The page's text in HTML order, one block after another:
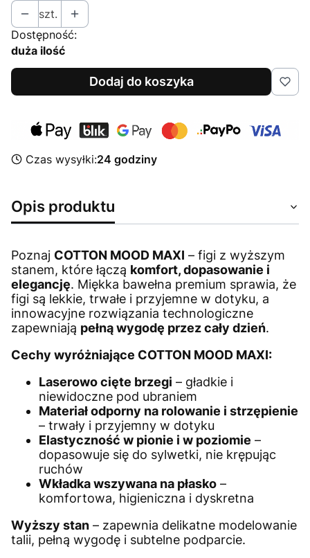
szt.
Dostępność:
duża ilość
Dodaj do koszyka
Czas wysyłki:24 godziny
Opis produktu
Poznaj COTTON MOOD MAXI – figi z wyższym
stanem, które łączą komfort, dopasowanie i
elegancję. Miękka bawełna premium sprawia, że
figi są lekkie, trwałe i przyjemne w dotyku, a
innowacyjne rozwiązania technologiczne
zapewniają pełną wygodę przez cały dzień.
Cechy wyróżniające COTTON MOOD MAXI:
Laserowo cięte brzegi – gładkie i
niewidoczne pod ubraniem
Materiał odporny na rolowanie i strzępienie
– trwały i przyjemny w dotyku
Elastyczność w pionie i w poziomie –
dopasowuje się do sylwetki, nie krępując
ruchów
Wkładka wszywana na płasko –
komfortowa, higieniczna i dyskretna
Wyższy stan – zapewnia delikatne modelowanie
talii, pełną wygodę i subtelne podparcie.